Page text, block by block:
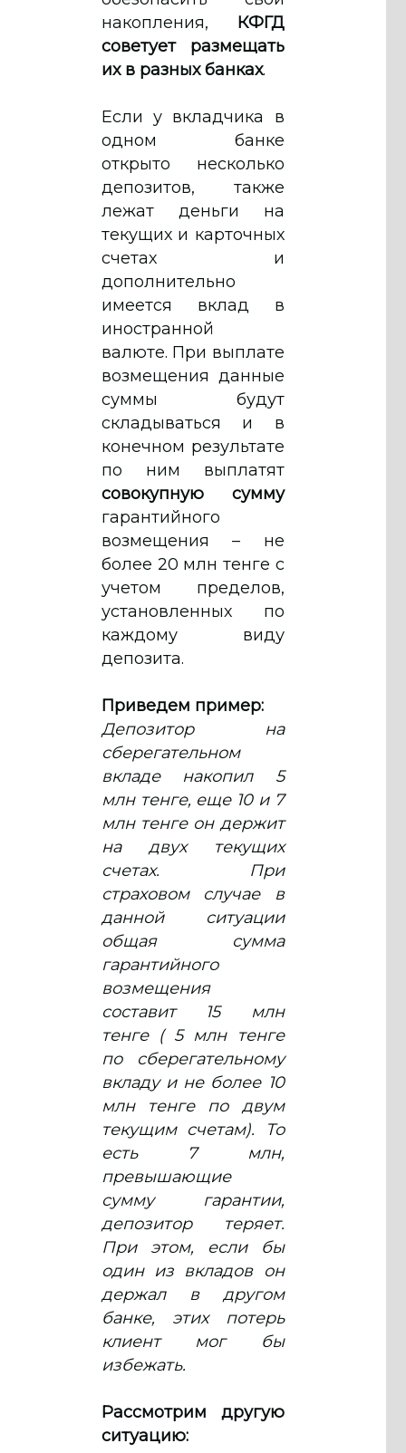
накопления,
КФГД
советует размещать
их в разных банках.
Если у вкладчика в
одном банке
открыто несколько
депозитов, также
лежат деньги на
текущих и карточных
счетах и
дополнительно
имеется вклад в
иностранной
валюте. При выплате
возмещения данные
суммы будут
складываться и в
конечном результате
по ним выплатят
совокупную сумму
гарантийного
возмещения – не
более 20 млн тенге с
учетом пределов,
установленных по
каждому виду
депозита.
Приведем пример:
Депозитор на
сберегательном
вкладе накопил 5
млн тенге, еще 10 и 7
млн тенге он держит
на двух текущих
счетах. При
страховом случае в
данной ситуации
общая сумма
гарантийного
возмещения
составит 15 млн
тенге ( 5 млн тенге
по сберегательному
вкладу и не более 10
млн тенге по двум
текущим счетам). То
есть 7 млн,
превышающие
сумму гарантии,
депозитор теряет.
При этом, если бы
один из вкладов он
держал в другом
банке, этих потерь
клиент мог бы
избежать.
Рассмотрим другую
ситуацию: